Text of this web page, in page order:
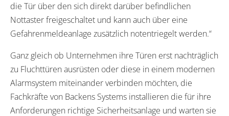
die Tür über den sich direkt darüber befindlichen
Nottaster freigeschaltet und kann auch über eine
Gefahrenmeldeanlage zusätzlich notentriegelt werden.“
Ganz gleich ob Unternehmen ihre Türen erst nachträglich
zu Fluchttüren ausrüsten oder diese in einem modernen
Alarmsystem miteinander verbinden möchten, die
Fachkräfte von Backens Systems installieren die für ihre
Anforderungen richtige Sicherheitsanlage und warten sie